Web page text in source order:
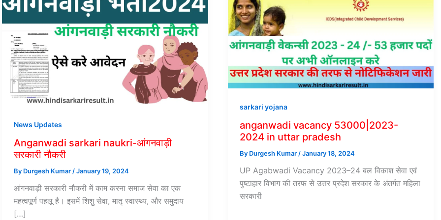
News Updates
Anganwadi sarkari naukri-आंगनवाड़ी
सरकारी नौकरी
By Durgesh Kumar /January 19, 2024
आंगनवाड़ी सरकारी नौकरी में काम करना समाज सेवा का एक
महत्वपूर्ण पहलू है। इसमें शिशु सेवा, मातृ स्वास्थ्य, और समुदाय
[…]
sarkari yojana
anganwadi vacancy 53000|2023-
2024 in uttar pradesh
By Durgesh Kumar/January 18, 2024
UP Agabwadi Vacancy 2023–24 बल विकाश सेवा एवं
पुष्टाहार विभाग की तरफ से उत्तर प्रदेश सरकार के अंतर्गत महिला
सरकारी